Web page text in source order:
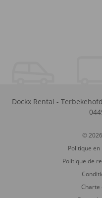
Dockx Rental -
©
Politique
Politique de
Charte